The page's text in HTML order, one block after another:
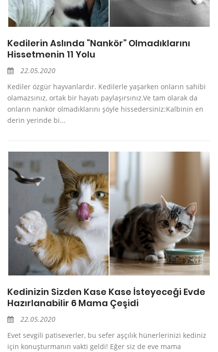
Kedilerin Aslında “Nankör” Olmadıklarını
Hissetmenin 11 Yolu
22.05.2020
Kediler özgür hayvanlardır. Kedilerle yaşarken onların sahibi
olamazsınız, ortak bir hayatı paylaşırsınız.Ve tam olarak da
onların nankör olmadıklarını şöyle hissedersiniz:Kalbinin en
derin yerinde bi...
Kedinizin Sizden Kase Kase İsteyeceği Evde
Hazırlanabilir 6 Mama Çeşidi
22.05.2020
Evet sevgili patiseverler, bu sefer aşçılık hünerlerinizi kediniz
için konuşturmanın vakti geldi! Eğer siz de eve mama